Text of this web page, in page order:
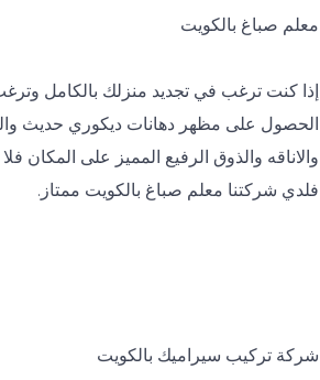
معلم صباغ بالكويت
إذا كنت ترغب في تجديد منزلك بالكامل
الحصول على مظهر دهانات ديكوري حديث
والاناقه والذوق الرفيع المميز على المكان
فلدي شركتنا معلم صباغ بالكويت ممتاز.
شركة تركيب سيراميك بالكويت